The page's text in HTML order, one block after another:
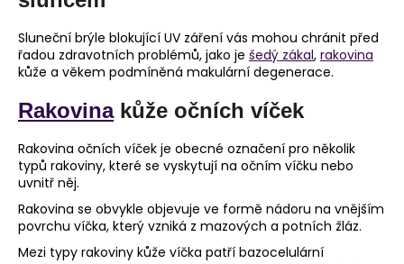
Sluneční brýle blokující UV záření vás mohou chránit před
řadou zdravotních problémů, jako je šedý zákal, rakovina
kůže a věkem podmíněná makulární degenerace.
Rakovinakůže očních víček
Rakovina očních víček je obecné označení pro několik
typů rakoviny, které se vyskytují na očním víčku nebo
uvnitř něj.
Rakovina se obvykle objevuje ve formě nádoru na vnějším
povrchu víčka, který vzniká z mazových a potních žláz.
Mezi typy rakoviny kůže víčka patří bazocelulární